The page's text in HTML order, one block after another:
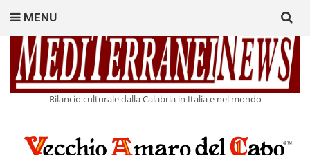
Rilancio culturale dalla Calabria in Italia e nel mondo
MENU
for: